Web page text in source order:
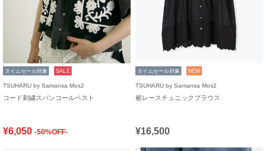
タイムセール対象 SALE
TSUHARU by Samansa Mos2
コード刺繍スパンコールベスト
¥6,050 -50%OFF-
タイムセール対象 NEW
TSUHARU by Samansa Mos2
裾レースチュニックブラウス
¥16,500